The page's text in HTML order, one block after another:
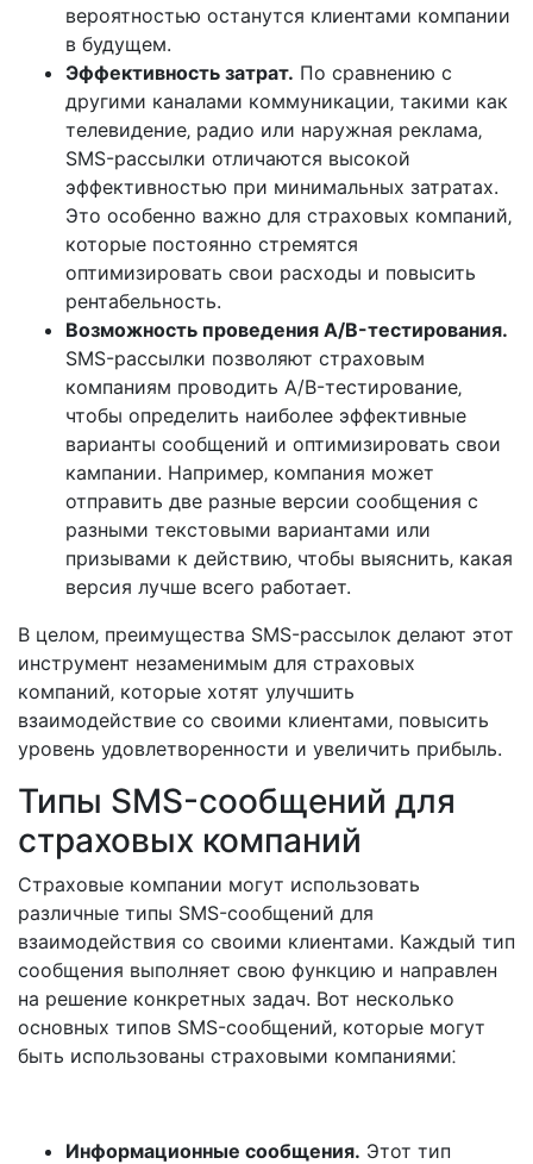
вероятностью останутся клиентами компании
в будущем.
Эффективность затрат. По сравнению с
другими каналами коммуникации‚ такими как
телевидение‚ радио или наружная реклама‚
SMS-рассылки отличаются высокой
эффективностью при минимальных затратах.
Это особенно важно для страховых компаний‚
которые постоянно стремятся
оптимизировать свои расходы и повысить
рентабельность.
Возможность проведения A/B-тестирования.
SMS-рассылки позволяют страховым
компаниям проводить A/B-тестирование‚
чтобы определить наиболее эффективные
варианты сообщений и оптимизировать свои
кампании. Например‚ компания может
отправить две разные версии сообщения с
разными текстовыми вариантами или
призывами к действию‚ чтобы выяснить‚ какая
версия лучше всего работает.
В целом‚ преимущества SMS-рассылок делают этот
инструмент незаменимым для страховых
компаний‚ которые хотят улучшить
взаимодействие со своими клиентами‚ повысить
уровень удовлетворенности и увеличить прибыль.
Типы SMS-сообщений для
страховых компаний
Страховые компании могут использовать
различные типы SMS-сообщений для
взаимодействия со своими клиентами. Каждый тип
сообщения выполняет свою функцию и направлен
на решение конкретных задач. Вот несколько
основных типов SMS-сообщений‚ которые могут
быть использованы страховыми компаниями⁚
Информационные сообщения. Этот тип